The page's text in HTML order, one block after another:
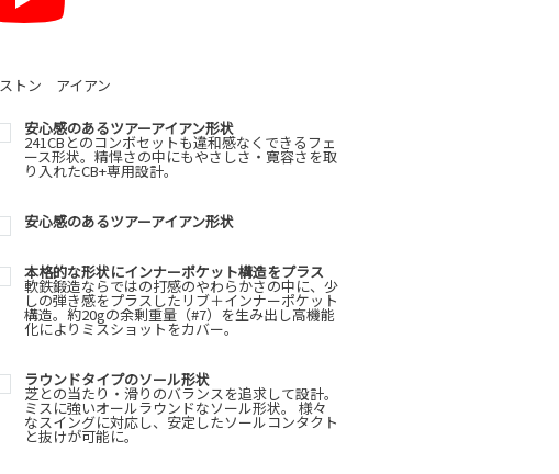
安心感のあるツアーアイアン形状
241CBとのコンボセットも違和感なくできるフェ
ース形状。精悍さの中にもやさしさ・寛容さを取
り入れたCB+専用設計。
安心感のあるツアーアイアン形状
本格的な形状にインナーポケット構造をプラス
軟鉄鍛造ならではの打感のやわらかさの中に、少
しの弾き感をプラスしたリブ＋インナーポケット
構造。約20gの余剰重量（#7）を生み出し高機能
化によりミスショットをカバー。
ラウンドタイプのソール形状
芝との当たり・滑りのバランスを追求して設計。
ミスに強いオールラウンドなソール形状。 様々
なスイングに対応し、安定したソールコンタクト
と抜けが可能に。